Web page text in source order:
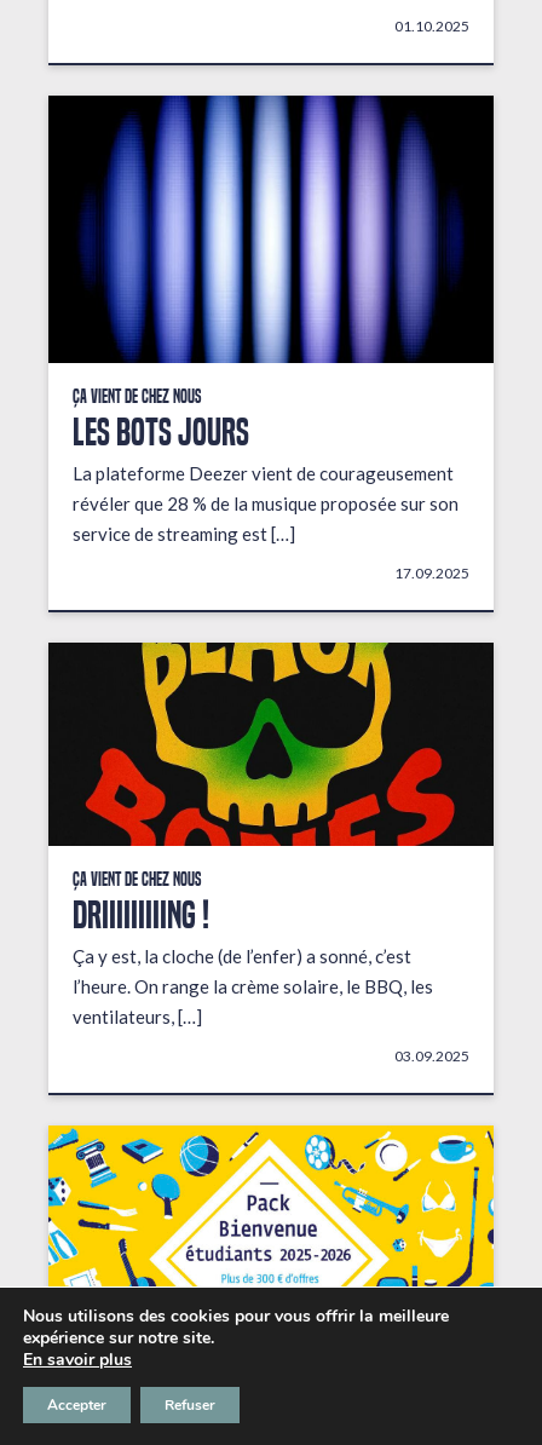
01.10.2025
Ça vient de chez nous
LES BOTS JOURS
La plateforme Deezer vient de courageusement
révéler que 28 % de la musique proposée sur son
service de streaming est […]
17.09.2025
Ça vient de chez nous
DRIIIIIIIIING !
Ça y est, la cloche (de l’enfer) a sonné, c’est
l’heure. On range la crème solaire, le BBQ, les
ventilateurs, […]
03.09.2025
Les petits + du Chabada
Nous utilisons des cookies pour vous offrir la meilleure
expérience sur notre site.
En savoir plus
Accepter Refuser